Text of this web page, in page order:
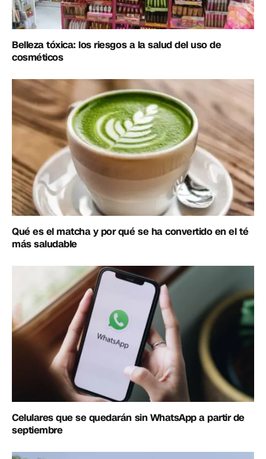
Belleza tóxica: los riesgos a la salud del uso de
cosméticos
Qué es el matcha y por qué se ha convertido en el té
más saludable
Celulares que se quedarán sin WhatsApp a partir de
septiembre